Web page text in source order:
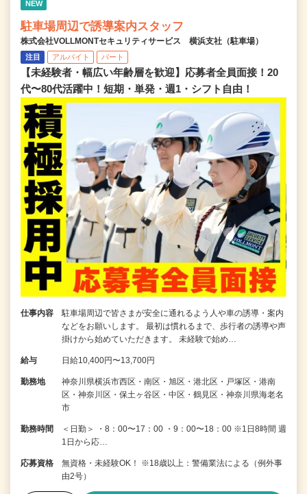
NEW
駐車場周辺で誘導案内スタッフ
株式会社VOLLMONTセキュリティサービス 横浜支社（駐車場）
注目 アルバイト パート
【未経験者・幅広い年齢層を歓迎】応募者全員面接！20
代〜80代活躍中！短期・単発・週1・シフト自由！
仕事内容
駐車場周辺で皆さまが安全に通れるよう人や車の誘導・案内
などをお願いします。 最初は慣れるまで、歩行者の誘導や声
掛けから始めていただきます。 未経験で始め…
給与 日給10,400円〜13,700円
勤務地
神奈川県横浜市西区・南区・旭区・港北区・戸塚区・港南
区・神奈川区・保土ヶ谷区・中区・鶴見区・神奈川県海老名
市
勤務時間
＜日勤＞ ・8：00〜17：00 ・9：00〜18：00 ※1日8時間 週
1日から応…
応募資格
無資格・未経験OK！ ※18歳以上：警備業法による（例外事
由2号）